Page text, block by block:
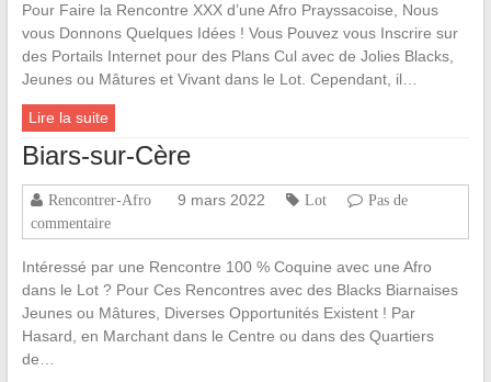
Pour Faire la Rencontre XXX d’une Afro Prayssacoise, Nous
vous Donnons Quelques Idées ! Vous Pouvez vous Inscrire sur
des Portails Internet pour des Plans Cul avec de Jolies Blacks,
Jeunes ou Mâtures et Vivant dans le Lot. Cependant, il…
Lire la suite
Biars-sur-Cère
Rencontrer-Afro 9 mars 2022 Lot
Pas de
commentaire
Intéressé par une Rencontre 100 % Coquine avec une Afro
dans le Lot ? Pour Ces Rencontres avec des Blacks Biarnaises
Jeunes ou Mâtures, Diverses Opportunités Existent ! Par
Hasard, en Marchant dans le Centre ou dans des Quartiers
de…